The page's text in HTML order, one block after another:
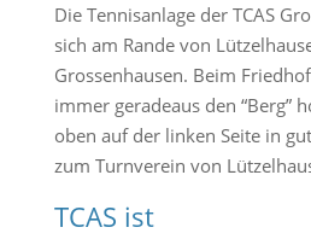
Die Tennisanlage der TCAS
sich am Rande von
Grossenhausen. Beim
immer geradeaus den “Berg”
oben auf der linken Seite in
zum Turnverein von
TCAS ist